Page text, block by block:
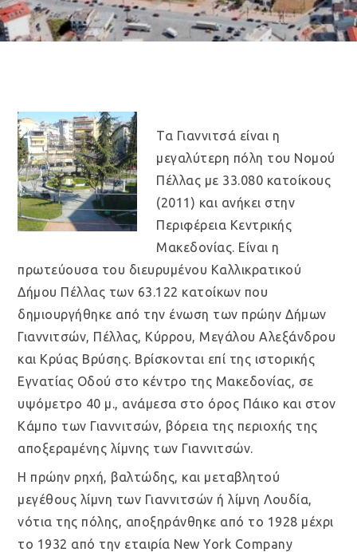
Τα Γιαννιτσά είναι η
μεγαλύτερη πόλη του Νομού
Πέλλας με 33.080 κατοίκους
(2011) και ανήκει στην
Περιφέρεια Κεντρικής
Μακεδονίας. Είναι η
πρωτεύουσα του διευρυμένου Καλλικρατικού
Δήμου Πέλλας των 63.122 κατοίκων που
δημιουργήθηκε από την ένωση των πρώην Δήμων
Γιαννιτσών, Πέλλας, Κύρρου, Μεγάλου Αλεξάνδρου
και Κρύας Βρύσης. Βρίσκονται επί της ιστορικής
Εγνατίας Οδού στο κέντρο της Μακεδονίας, σε
υψόμετρο 40 μ., ανάμεσα στο όρος Πάικο και στον
Κάμπο των Γιαννιτσών, βόρεια της περιοχής της
αποξεραμένης λίμνης των Γιαννιτσών.
Η πρώην ρηχή, βαλτώδης, και μεταβλητού
μεγέθους λίμνη των Γιαννιτσών ή λίμνη Λουδία,
νότια της πόλης, αποξηράνθηκε από το 1928 μέχρι
το 1932 από την εταιρία New York Company